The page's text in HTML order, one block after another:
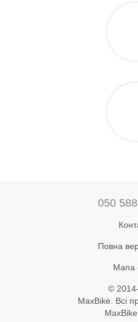
050
Повна
Мапа
©
MaxBike. Всі